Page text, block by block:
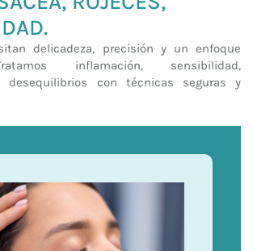
delicadeza, precisión y un enfoque
inflamación, sensibilidad,
desequilibrios con técnicas seguras y